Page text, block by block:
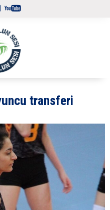
transferi